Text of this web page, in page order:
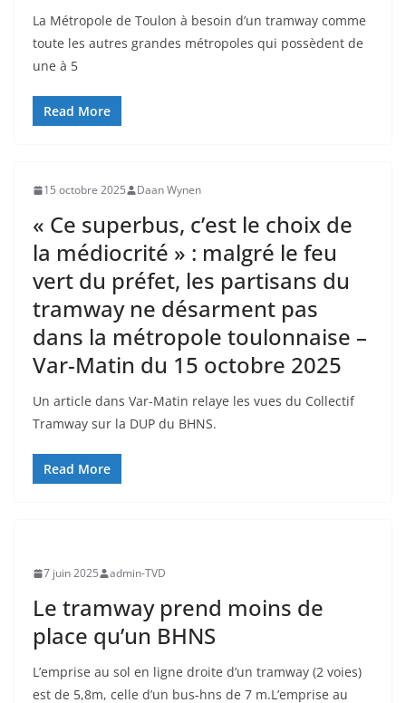
La Métropole de Toulon à besoin d’un tramway comme
toute les autres grandes métropoles qui possèdent de
une à 5
Read More
15 octobre 2025 Daan Wynen
« Ce superbus, c’est le choix de
la médiocrité » : malgré le feu
vert du préfet, les partisans du
tramway ne désarment pas
dans la métropole toulonnaise –
Var-Matin du 15 octobre 2025
Un article dans Var-Matin relaye les vues du Collectif
Tramway sur la DUP du BHNS.
Read More
7 juin 2025 admin-TVD
Le tramway prend moins de
place qu’un BHNS
L’emprise au sol en ligne droite d’un tramway (2 voies)
est de 5,8m, celle d’un bus-hns de 7 m.L’emprise au